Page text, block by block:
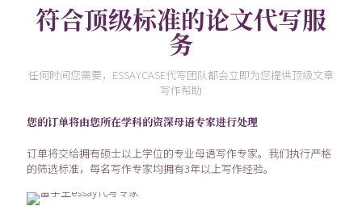
符合顶级标准的论文代写服
务
任何时间您需要，ESSAYCASE代写团队都会立即为您提供顶级文章
写作帮助
您的订单将由您所在学科的资深母语专家进行处理
订单将交给拥有硕士以上学位的专业母语写作专家。我们执行严格
的筛选标准，每名写作专家均拥有3年以上写作经验。